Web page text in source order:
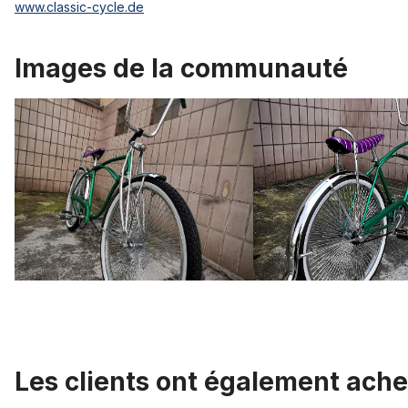
www.classic-cycle.de
Images de la communauté
Les clients ont également